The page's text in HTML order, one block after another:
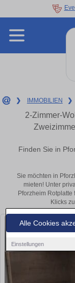
Alle Cookies
Einstellungen
❯ IMMOBILIEN ❯
2-Zimmer-
Finden Sie in
Sie möchten in
mieten! Unter
Pforzheim
Klicks